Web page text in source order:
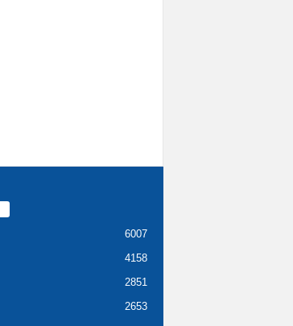
6007
4158
2851
2653